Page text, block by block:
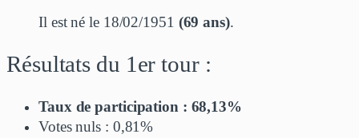
Il est né le 18/02/1951 (69 ans).
Résultats du 1er tour :
Taux de participation : 68,13%
Votes nuls : 0,81%